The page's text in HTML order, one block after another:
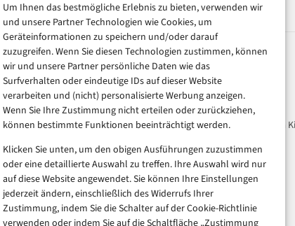
Um Ihnen das bestmögliche Erlebnis zu bieten, verwenden wir
und unsere Partner Technologien wie Cookies, um
Geräteinformationen zu speichern und/oder darauf
zuzugreifen. Wenn Sie diesen Technologien zustimmen, können
wir und unsere Partner persönliche Daten wie das
Surfverhalten oder eindeutige IDs auf dieser Website
verarbeiten und (nicht) personalisierte Werbung anzeigen.
Wenn Sie Ihre Zustimmung nicht erteilen oder zurückziehen,
können bestimmte Funktionen beeinträchtigt werden.
Klicken Sie unten, um den obigen Ausführungen zuzustimmen
oder eine detaillierte Auswahl zu treffen. Ihre Auswahl wird nur
auf diese Website angewendet. Sie können Ihre Einstellungen
jederzeit ändern, einschließlich des Widerrufs Ihrer
Zustimmung, indem Sie die Schalter auf der Cookie-Richtlinie
verwenden oder indem Sie auf die Schaltfläche „Zustimmung
Rubriken
Künstliche Intelligenz
Technologie & IT
E-Commerce & Handel
Consumer & Digital Life
Marketing
Finanzen & FinTech
Business & Karriere
Magazin
Unsere Redaktion
Werbeformate & Media